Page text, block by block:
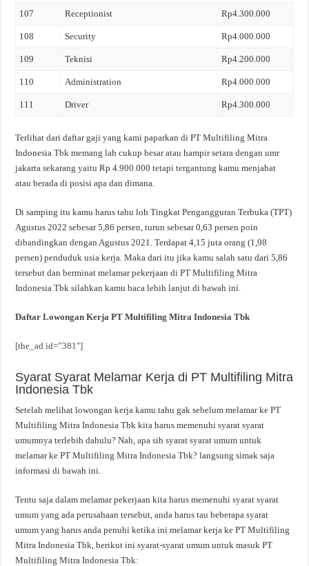
107 Receptionist Rp4.300.000
108 Security Rp4.000.000
109 Teknisi Rp4.200.000
110 Administration Rp4.000.000
111 Driver Rp4.300.000
Terlihat dari daftar gaji yang kami paparkan di PT Multifiling Mitra
Indonesia Tbk memang lah cukup besar atau hampir setara dengan umr
jakarta sekarang yaitu Rp 4.900.000 tetapi tergantung kamu menjabat
atau berada di posisi apa dan dimana.
Di samping itu kamu harus tahu loh Tingkat Pengangguran Terbuka (TPT)
Agustus 2022 sebesar 5,86 persen, turun sebesar 0,63 persen poin
dibandingkan dengan Agustus 2021. Terdapat 4,15 juta orang (1,98
persen) penduduk usia kerja. Maka dari itu jika kamu salah satu dari 5,86
tersebut dan berminat melamar pekerjaan di PT Multifiling Mitra
Indonesia Tbk silahkan kamu baca lebih lanjut di bawah ini.
Daftar Lowongan Kerja PT Multifiling Mitra Indonesia Tbk
[the_ad id=”381″]
Syarat Syarat Melamar Kerja di PT Multifiling Mitra
Indonesia Tbk
Setelah melihat lowongan kerja kamu tahu gak sebelum melamar ke PT
Multifiling Mitra Indonesia Tbk kita harus memenuhi syarat syarat
umumnya terlebih dahulu? Nah, apa sih syarat syarat umum untuk
melamar ke PT Multifiling Mitra Indonesia Tbk? langsung simak saja
informasi di bawah ini.
Tentu saja dalam melamar pekerjaan kita harus memenuhi syarat syarat
umum yang ada perusahaan tersebut, anda harus tau beberapa syarat
umum yang harus anda penuhi ketika ini melamar kerja ke PT Multifiling
Mitra Indonesia Tbk, berikut ini syarat-syarat umum untuk masuk PT
Multifiling Mitra Indonesia Tbk: